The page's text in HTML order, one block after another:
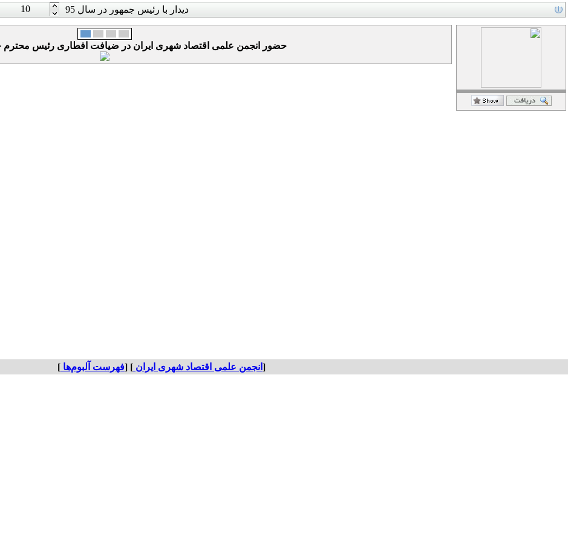
10 دیدار با رئیس جمهور در سال 95
حضور انجمن علمی اقتصاد شهری ایران در ضیافت افطاری رئیس محترم
[ انجمن علمی اقتصاد شهری ایران ] [فهرست آلبوم‌ها ]